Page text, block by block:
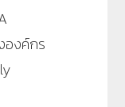
องค์กร